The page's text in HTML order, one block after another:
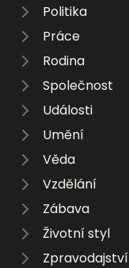
Politika
Práce
Rodina
Společnost
Události
Umění
Věda
Vzdělání
Zábava
Životní styl
Zpravodajství